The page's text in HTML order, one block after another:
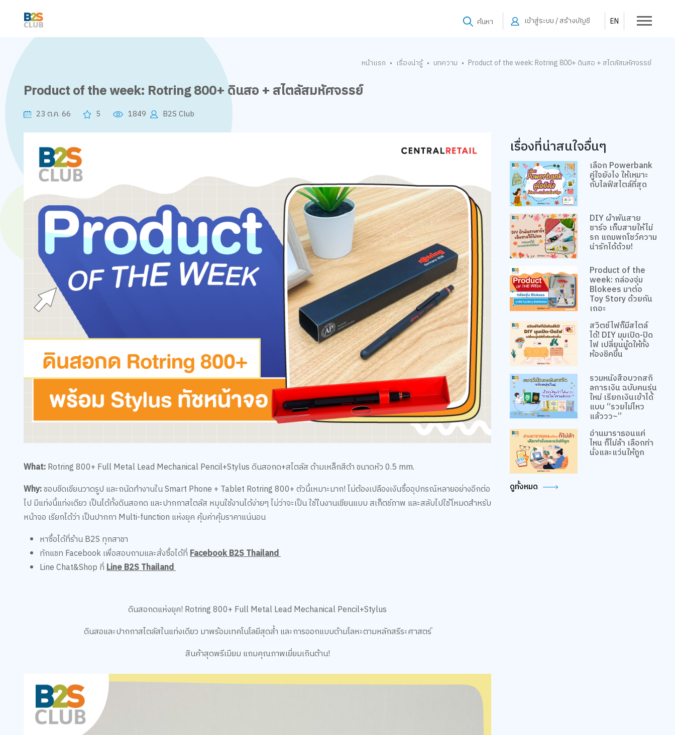
ค้นหา เข้าสู่ระบบ / สร้างบัญชี EN
หน้าแรก • เรื่องน่ารู้ • บทความ • Product of the week: Rotring 800+ ดินสอ + สไตลัสมหัศจรรย์
Product of the week: Rotring 800+ ดินสอ + สไตลัสมหัศจรรย์
23 ต.ค. 66 5 1849 B2S Club
What:Rotring 800+ Full Metal Lead Mechanical Pencil+Stylusดินสอกด+สไตลัส ด้ามเหล็กสีดำ ขนาดหัว 0.5 mm.
Why:ชอบขีดเขียนวาดรูป และถนัดทำงานใน Smart Phone + Tablet Rotring 800+ ตัวนี้เหมาะมาก! ไม่ต้องเปลืองเงินซื้ออุปกรณ์หลายอย่างอีกต่อ
ไป มีแท่งนี้แท่งเดียว เป็นได้ทั้งดินสอกด และปากกาสไตลัส หมุนใช้งานได้ง่ายๆ ไม่ว่าจะเป็น ใช้ในงานเขียนแบบ สเก็ตช์ภาพ และสลับไปใช้โหมดสำหรับ
หน้าจอ เรียกได้ว่า เป็นปากกา Multi-function แห่งยุค คุ้มค่าคุ้มราคาแน่นอน
หาซื้อได้ที่ร้าน B2S ทุกสาขา
ทักแชท Facebook เพื่อสอบถามและสั่งซื้อได้ที่Facebook B2S Thailand
Line Chat&Shop ที่Line B2S Thailand
ดินสอกดแห่งยุค! Rotring 800+ Full Metal Lead Mechanical Pencil+Stylus
ดินสอและปากกาสไตลัสในแท่งเดียว มาพร้อมเทคโนโลยีสุดล้ำ และการออกแบบด้ามโลหะตามหลักสรีระศาสตร์
สินค้าสุดพรีเมียม แถมคุณภาพเยี่ยมเกินต้าน!
เรื่องที่น่าสนใจอื่นๆ
เลือก Powerbank
คู่ใจยังไง ให้เหมาะ
กับไลฟ์สไตล์ที่สุด
DIY ผ้าพันสาย
ชาร์จ เก็บสายให้ไม่
รก แถมพกโชว์ความ
น่ารักได้ด้วย!
Product of the
week: กล่องจุ่ม
Blokees มาต่อ
Toy Story ด้วยกัน
เถอะ
สวิตช์ไฟก็มีสไตล์
ได้! DIY มุมเปิด-ปิด
ไฟ เปลี่ยนมู้ดให้ทั้ง
ห้องชิคขึ้น
รวมหนังสือบวกสกิ
ลการเงิน ฉบับคนรุ่น
ใหม่ เรียกเงินเข้าได้
แบบ “รวยไม่ไหว
แล้ววว~”
อ่านมาราธอนแค่
ไหน ก็ไม่ล้า เลือกท่า
นั่งและแว่นให้ถูก
ดูทั้งหมด